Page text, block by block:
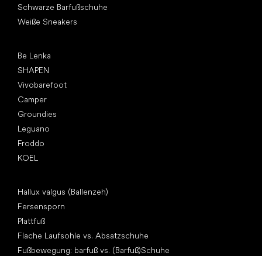
Schwarze Barfußschuhe
Weiße Sneakers
Be Lenka
SHAPEN
Vivobarefoot
Camper
Groundies
Leguano
Froddo
KOEL
Hallux valgus (Ballenzeh)
Fersensporn
Plattfuß
Flache Laufsohle vs. Absatzschuhe
Fußbewegung: barfuß vs. (Barfuß)Schuhe